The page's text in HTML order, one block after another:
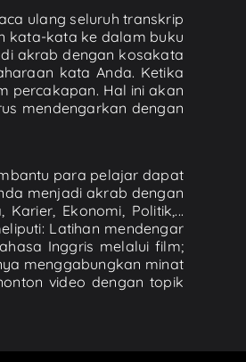
ulang seluruh transkrip
kata-kata ke dalam buku
akrab dengan kosakata
kata Anda. Ketika
percakapan. Hal ini akan
mendengarkan dengan
para pelajar dapat
menjadi akrab dengan
Ekonomi, Politik,...
Latihan mendengar
Inggris melalui film;
menggabungkan minat
video dengan topik